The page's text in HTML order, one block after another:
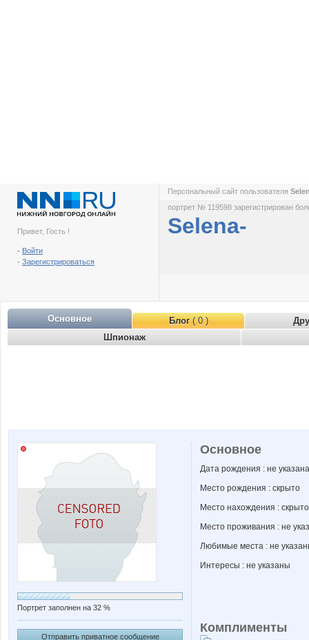
Привет, Гость !
- Войти
- Зарегистрироваться
Персональный сайт пользователя
портрет № 119598 зарегистрирован
Selena-
Основное Блог( 0 )
Шпионаж
Портрет заполнен на 32 %
Отправить приватное сообщение
Основное
Дата рождения : не указана
Место рождения : скрыто
Место нахождения : скрыто
Место проживания : не
Любимые места : не
Интересы : не указаны
Комплименты